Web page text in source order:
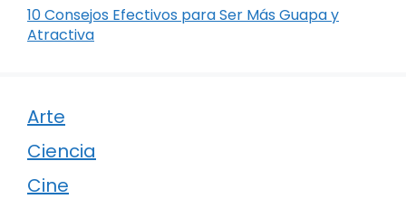
10 Consejos Efectivos para Ser Más Guapa y
Atractiva
Arte
Ciencia
Cine